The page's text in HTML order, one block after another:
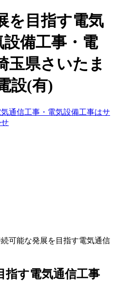
を目指す電気
備工事・電
玉県さいたま
設(有)
続可能な発展を目指す電気通信
指す電気通信工事